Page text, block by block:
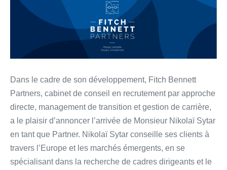
Dans le cadre de son développement, Fitch Bennett
Partners, cabinet de conseil en recrutement par approche
directe, management de transition et gestion de carrière,
a le plaisir d’annoncer l’arrivée de Monsieur Nikolaï Sytar
en tant que Partner. Nikolaï Sytar conseille ses clients à
travers l’Europe et les marchés émergents, en se
spécialisant dans la recherche de cadres dirigeants et le